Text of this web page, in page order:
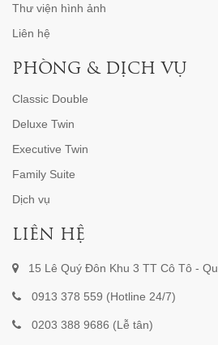
Thư viện hình ảnh
Liên hệ
PHÒNG & DỊCH VỤ
Classic Double
Deluxe Twin
Executive Twin
Family Suite
Dịch vụ
LIÊN HỆ
15 Lê Quý Đôn Khu 3 TT Cô Tô -
0913 378 559 (Hotline 24/7)
0203 388 9686 (Lễ tân)